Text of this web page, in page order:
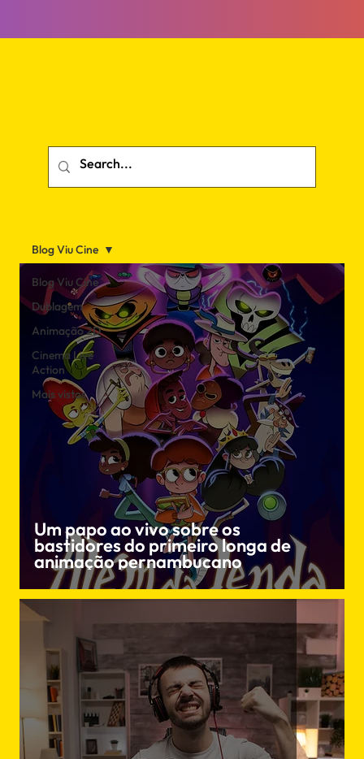
Blog Viu Cine
Dublagem
Animação 2D
Cinema Live
Action
Mais vistos
Blog Viu Cine
Um papo ao vivo sobre os
bastidores do primeiro longa de
animação pernambucano